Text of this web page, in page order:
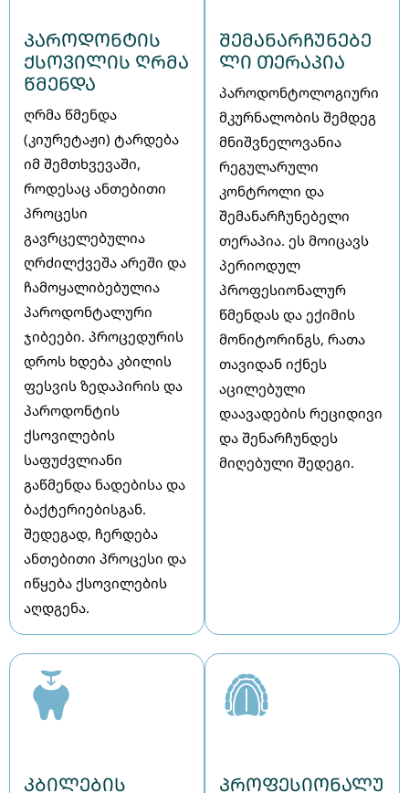
პაროდონტის
ქსოვილის ღრმა
წმენდა
ღრმა წმენდა
(კიურეტაჟი) ტარდება
იმ შემთხვევაში,
როდესაც ანთებითი
პროცესი
გავრცელებულია
ღრძილქვეშა არეში და
ჩამოყალიბებულია
პაროდონტალური
ჯიბეები. პროცედურის
დროს ხდება კბილის
ფესვის ზედაპირის და
პაროდონტის
ქსოვილების
საფუძვლიანი
გაწმენდა ნადებისა და
ბაქტერიებისგან.
შედეგად, ჩერდება
ანთებითი პროცესი და
იწყება ქსოვილების
აღდგენა.
შემანარჩუნებე
ლი თერაპია
პაროდონტოლოგიური
მკურნალობის შემდეგ
მნიშვნელოვანია
რეგულარული
კონტროლი და
შემანარჩუნებელი
თერაპია. ეს მოიცავს
პერიოდულ
პროფესიონალურ
წმენდას და ექიმის
მონიტორინგს, რათა
თავიდან იქნეს
აცილებული
დაავადების რეციდივი
და შენარჩუნდეს
მიღებული შედეგი.
კბილების პროფესიონალუ